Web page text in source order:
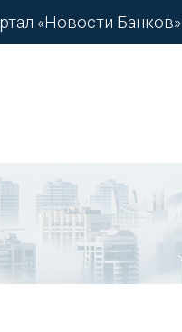
«Новости Банков»